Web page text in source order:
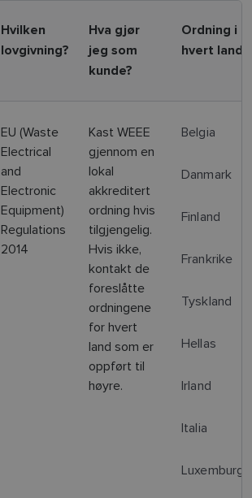
Hvilken
lovgivning?
Hva gjør
jeg som
kunde?
Ordning i
hvert land
EU (Waste
Electrical
and
Electronic
Equipment)
Regulations
2014
Kast WEEE
gjennom en
lokal
akkreditert
ordning hvis
tilgjengelig.
Hvis ikke,
kontakt de
foreslåtte
ordningene
for hvert
land som er
oppført til
høyre.
Belgia
Danmark
Finland
Frankrike
Tyskland
Hellas
Irland
Italia
Luxemburg